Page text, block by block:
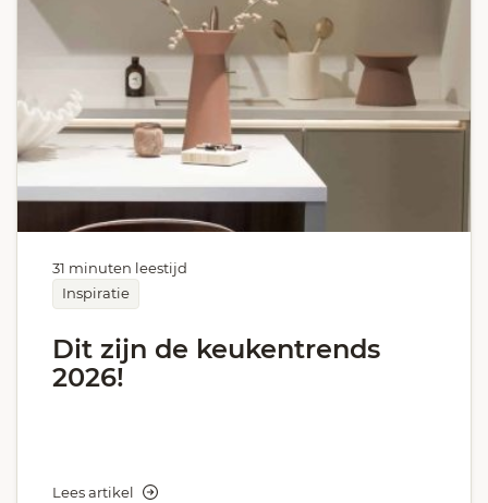
Inspiratie
31 minuten leestijd
Dit zijn de keukentrends
2026!
Lees artikel